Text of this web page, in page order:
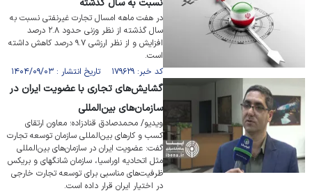
نسبت به سال گذشته
در هفت ماهه امسال تجارت غیرنفتی نسبت به
سال گذشته از نظر وزنی حدود ۲.۸ درصد
افزایش و از نظر ارزشی ۹.۷ درصد کاهش داشته
است.
کد خبر: ۱۷۹۶۲۹ تاریخ انتشار : ۱۴۰۴/۰۹/۰۳
گشایش‌های تجاری با عضویت ایران در
سازمان‌های بین‌المللی
ویدیو/ محمدصادق قنادزاده؛ معاون ارتقای
کسب و کار‌های بین‌المللی سازمان توسعه تجارت
گفت: عضویت ایران در سازمان‌های بین‌المللی
مثل اتحادیه اوراسیا، سازمان شانگهای و بریکس
ظرفیت‌های مناسبی برای توسعه تجارت خارجی
در اختیار ایران قرار داده است.